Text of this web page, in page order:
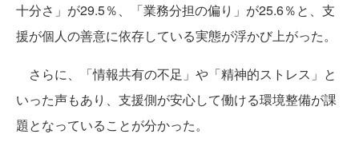
十分さ」が29.5％、「業務分担の偏り」が25.6％と、支
援が個人の善意に依存している実態が浮かび上がった。
さらに、「情報共有の不足」や「精神的ストレス」と
いった声もあり、支援側が安心して働ける環境整備が課
題となっていることが分かった。